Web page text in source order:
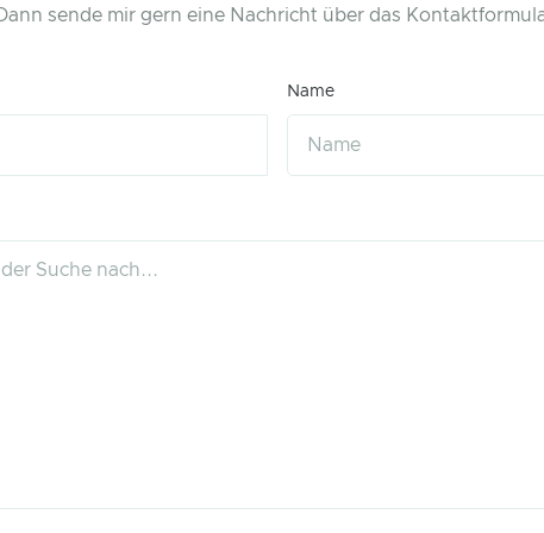
Dann sende mir gern eine Nachricht über das
Name